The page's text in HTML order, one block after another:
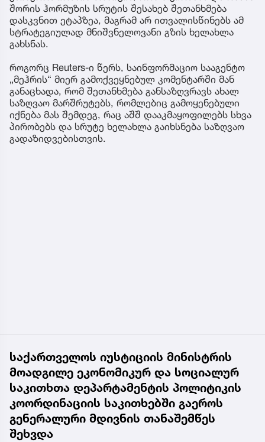
შორის ჰორმუზის სრუტის შესახებ შეთანხმება
დასკვნით ეტაპზეა, მაგრამ არ ითვალისწინებს ამ
სტრატეგიულად მნიშვნელოვანი გზის ხელახლა
გახსნას.
როგორც Reuters-ი წერს, საინფორმაციო სააგენტო
„მეჰრის“ მიერ გამოქვეყნებულ კომენტარში მან
განაცხადა, რომ შეთანხმება განსაზღვრავს ახალ
საზღვაო მარშრუტებს, რომლებიც გამოყენებული
იქნება მას შემდეგ, რაც აშშ დააკმაყოფილებს სხვა
პირობებს და სრუტე ხელახლა გაიხსნება საზღვაო
გადაზიდვებისთვის.
საქართველოს იუსტიციის მინისტრის
მოადგილე ეკონომიკურ და სოციალურ
საკითხთა დეპარტამენტის პოლიტიკის
კოორდინაციის საკითხებში გაეროს
გენერალური მდივნის თანაშემწეს
შეხვდა